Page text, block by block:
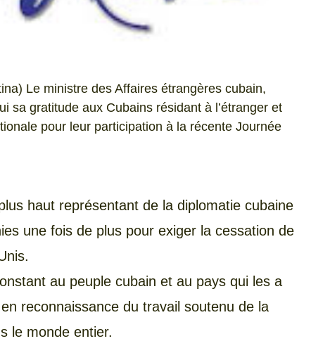
Le ministre des Affaires étrangères cubain,
sa gratitude aux Cubains résidant à l’étranger et
pour leur participation à la récente Journée
haut représentant de la diplomatie cubaine
une fois de plus pour exiger la cessation de
au peuple cubain et au pays qui les a
reconnaissance du travail soutenu de la
le monde entier.